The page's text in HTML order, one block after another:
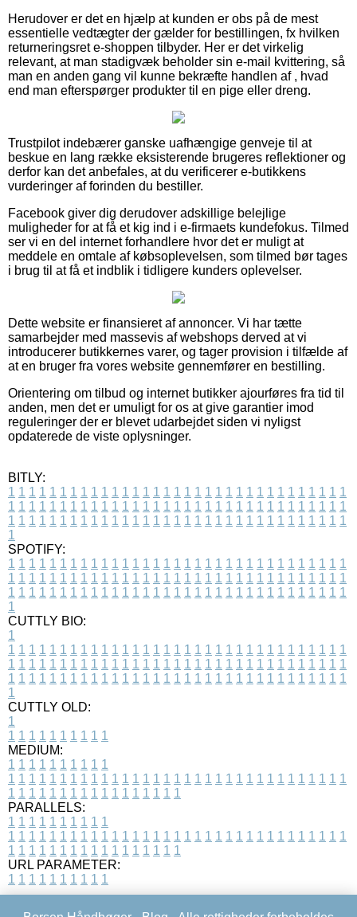
Herudover er det en hjælp at kunden er obs på de mest
essentielle vedtægter der gælder for bestillingen, fx hvilken
returneringsret e-shoppen tilbyder. Her er det virkelig
relevant, at man stadigvæk beholder sin e-mail kvittering, så
man en anden gang vil kunne bekræfte handlen af , hvad
end man efterspørger produkter til en pige eller dreng.
Trustpilot indebærer ganske uafhængige genveje til at
beskue en lang række eksisterende brugeres reflektioner og
derfor kan det anbefales, at du verificerer e-butikkens
vurderinger af forinden du bestiller.
Facebook giver dig derudover adskillige belejlige
muligheder for at få et kig ind i e-firmaets kundefokus. Tilmed
ser vi en del internet forhandlere hvor det er muligt at
meddele en omtale af købsoplevelsen, som tilmed bør tages
i brug til at få et indblik i tidligere kunders oplevelser.
Dette website er finansieret af annoncer. Vi har tætte
samarbejder med massevis af webshops derved at vi
introducerer butikkernes varer, og tager provision i tilfælde af
at en bruger fra vores website gennemfører en bestilling.
Orientering om tilbud og internet butikker ajourføres fra tid til
anden, men det er umuligt for os at give garantier imod
reguleringer der er blevet udarbejdet siden vi nyligst
opdaterede de viste oplysninger.
BITLY:
1 1 1 1 1 1 1 1 1 1 1 1 1 1 1 1 1 1 1 1 1 1 1 1 1 1 1 1 1 1 1 1 1
1 1 1 1 1 1 1 1 1 1 1 1 1 1 1 1 1 1 1 1 1 1 1 1 1 1 1 1 1 1 1 1 1
1 1 1 1 1 1 1 1 1 1 1 1 1 1 1 1 1 1 1 1 1 1 1 1 1 1 1 1 1 1 1 1 1
1
SPOTIFY:
1 1 1 1 1 1 1 1 1 1 1 1 1 1 1 1 1 1 1 1 1 1 1 1 1 1 1 1 1 1 1 1 1
1 1 1 1 1 1 1 1 1 1 1 1 1 1 1 1 1 1 1 1 1 1 1 1 1 1 1 1 1 1 1 1 1
1 1 1 1 1 1 1 1 1 1 1 1 1 1 1 1 1 1 1 1 1 1 1 1 1 1 1 1 1 1 1 1 1
1
CUTTLY BIO:
1
1 1 1 1 1 1 1 1 1 1 1 1 1 1 1 1 1 1 1 1 1 1 1 1 1 1 1 1 1 1 1 1 1
1 1 1 1 1 1 1 1 1 1 1 1 1 1 1 1 1 1 1 1 1 1 1 1 1 1 1 1 1 1 1 1 1
1 1 1 1 1 1 1 1 1 1 1 1 1 1 1 1 1 1 1 1 1 1 1 1 1 1 1 1 1 1 1 1 1
1
CUTTLY OLD:
1
1 1 1 1 1 1 1 1 1 1
MEDIUM:
1 1 1 1 1 1 1 1 1 1
1 1 1 1 1 1 1 1 1 1 1 1 1 1 1 1 1 1 1 1 1 1 1 1 1 1 1 1 1 1 1 1 1
1 1 1 1 1 1 1 1 1 1 1 1 1 1 1 1 1
PARALLELS:
1 1 1 1 1 1 1 1 1 1
1 1 1 1 1 1 1 1 1 1 1 1 1 1 1 1 1 1 1 1 1 1 1 1 1 1 1 1 1 1 1 1 1
1 1 1 1 1 1 1 1 1 1 1 1 1 1 1 1 1
URL PARAMETER:
1 1 1 1 1 1 1 1 1 1